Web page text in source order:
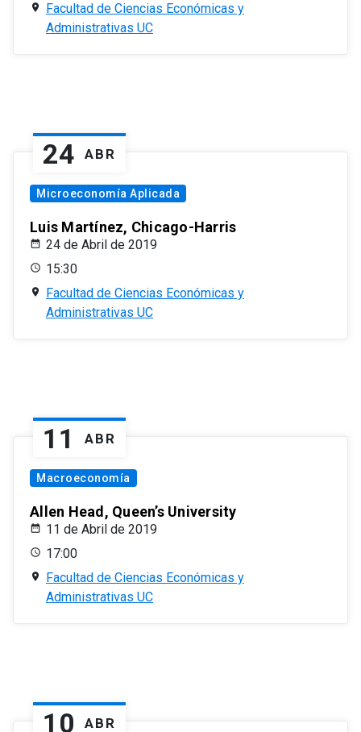
Facultad de Ciencias Económicas y
Administrativas UC
24 ABR
Microeconomía Aplicada
Luis Martínez, Chicago-Harris
24 de Abril de 2019
15:30
Facultad de Ciencias Económicas y
Administrativas UC
11 ABR
Macroeconomía
Allen Head, Queen’s University
11 de Abril de 2019
17:00
Facultad de Ciencias Económicas y
Administrativas UC
10 ABR